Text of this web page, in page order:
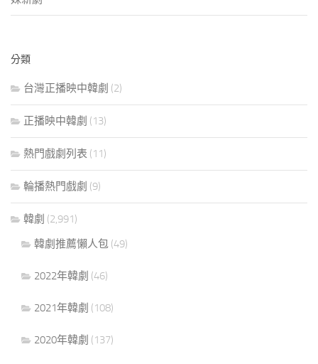
分類
台灣正播映中韓劇 (2)
正播映中韓劇 (13)
熱門戲劇列表 (11)
輪播熱門戲劇 (9)
韓劇 (2,991)
韓劇推薦懶人包 (49)
2022年韓劇 (46)
2021年韓劇 (108)
2020年韓劇 (137)